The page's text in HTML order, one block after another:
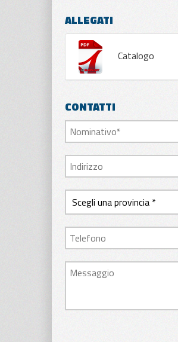
ALLEGATI
Catalogo
CONTATTI